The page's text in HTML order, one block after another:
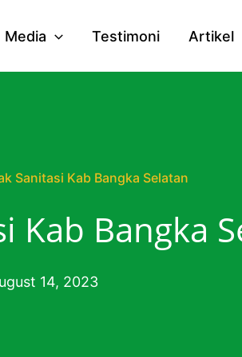
Media Testimoni Artikel
Sanitasi Kab Bangka Selatan
Kab Bangka
14, 2023